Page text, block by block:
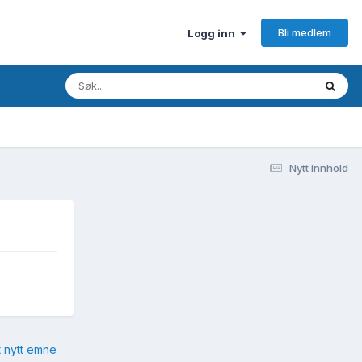
Logg inn Bli medlem
Nytt innhold
nytt emne